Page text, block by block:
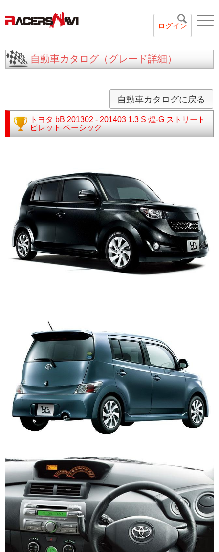
ログイン
自動車カタログ（グレード詳細）
自動車カタログに戻る
トヨタ bB 201302 - 201403 1.3 S 煌-G ストリート
ビレット ベーシック